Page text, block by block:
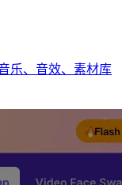
乐、音效、素材库